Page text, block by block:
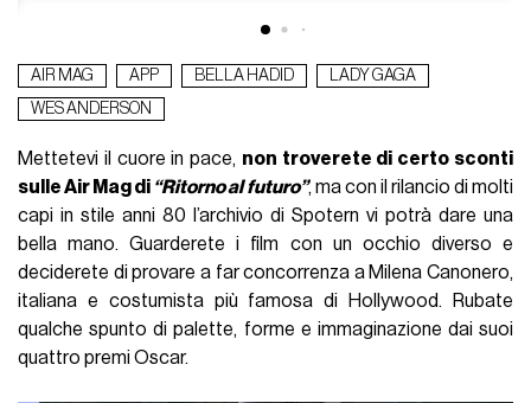
AIR MAG APP BELLA HADID
LADY GAGA
WES ANDERSON
Mettetevi il cuore in pace, non troverete di certo sconti
sulle Air Mag di “Ritorno al futuro”, ma con il rilancio di molti
capi in stile anni 80 l’archivio di Spotern vi potrà dare una
bella mano. Guarderete i film con un occhio diverso e
deciderete di provare a far concorrenza a Milena Canonero,
italiana e costumista più famosa di Hollywood. Rubate
qualche spunto di palette, forme e immaginazione dai suoi
quattro premi Oscar.